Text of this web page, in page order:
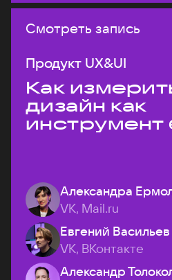
Смотреть запись
Продукт UX&UI
Как
дизайн как
инструмент
Александра
VK, Mail.ru
Евгений Васильев
VK, ВКонтакте
Александр